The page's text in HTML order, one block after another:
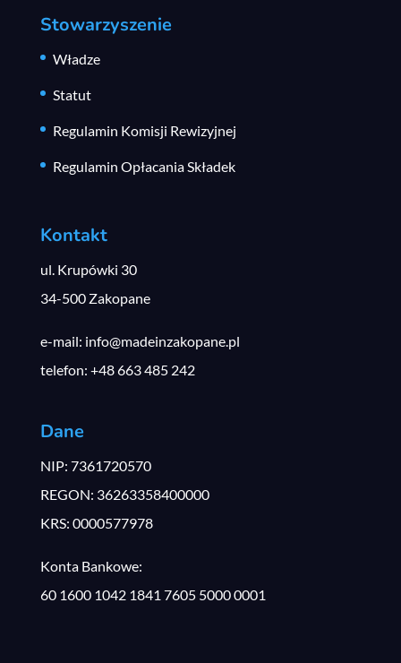
Stowarzyszenie
Władze
Statut
Regulamin Komisji Rewizyjnej
Regulamin Opłacania Składek
Kontakt
ul. Krupówki 30
34-500 Zakopane
e-mail: info@madeinzakopane.pl
telefon: +48 663 485 242
Dane
NIP: 7361720570
REGON: 36263358400000
KRS: 0000577978
Konta Bankowe:
60 1600 1042 1841 7605 5000 0001